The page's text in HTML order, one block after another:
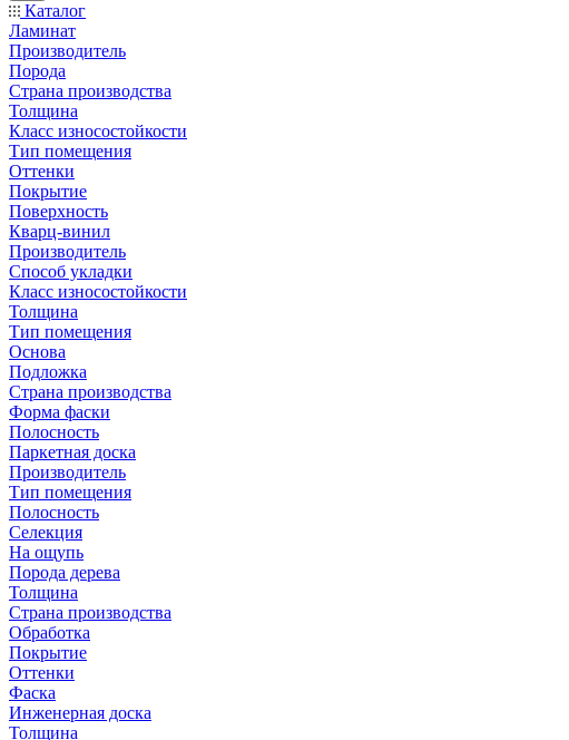
Каталог
Ламинат
Производитель
Порода
Страна производства
Толщина
Класс износостойкости
Тип помещения
Оттенки
Покрытие
Поверхность
Кварц-винил
Производитель
Способ укладки
Класс износостойкости
Толщина
Тип помещения
Основа
Подложка
Страна производства
Форма фаски
Полосность
Паркетная доска
Производитель
Тип помещения
Полосность
Селекция
На ощупь
Порода дерева
Толщина
Страна производства
Обработка
Покрытие
Оттенки
Фаска
Инженерная доска
Толщина